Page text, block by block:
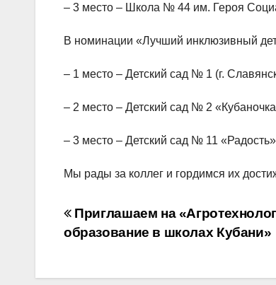
– 3 место – Школа № 44 им. Героя
В номинации «Лучший инклюзивный
– 1 место – Детский сад № 1 (г.
– 2 место – Детский сад № 2
– 3 место – Детский сад № 11
Мы рады за коллег и гордимся их
Навигация
по
Приглашаем на
образование в школах Кубани»